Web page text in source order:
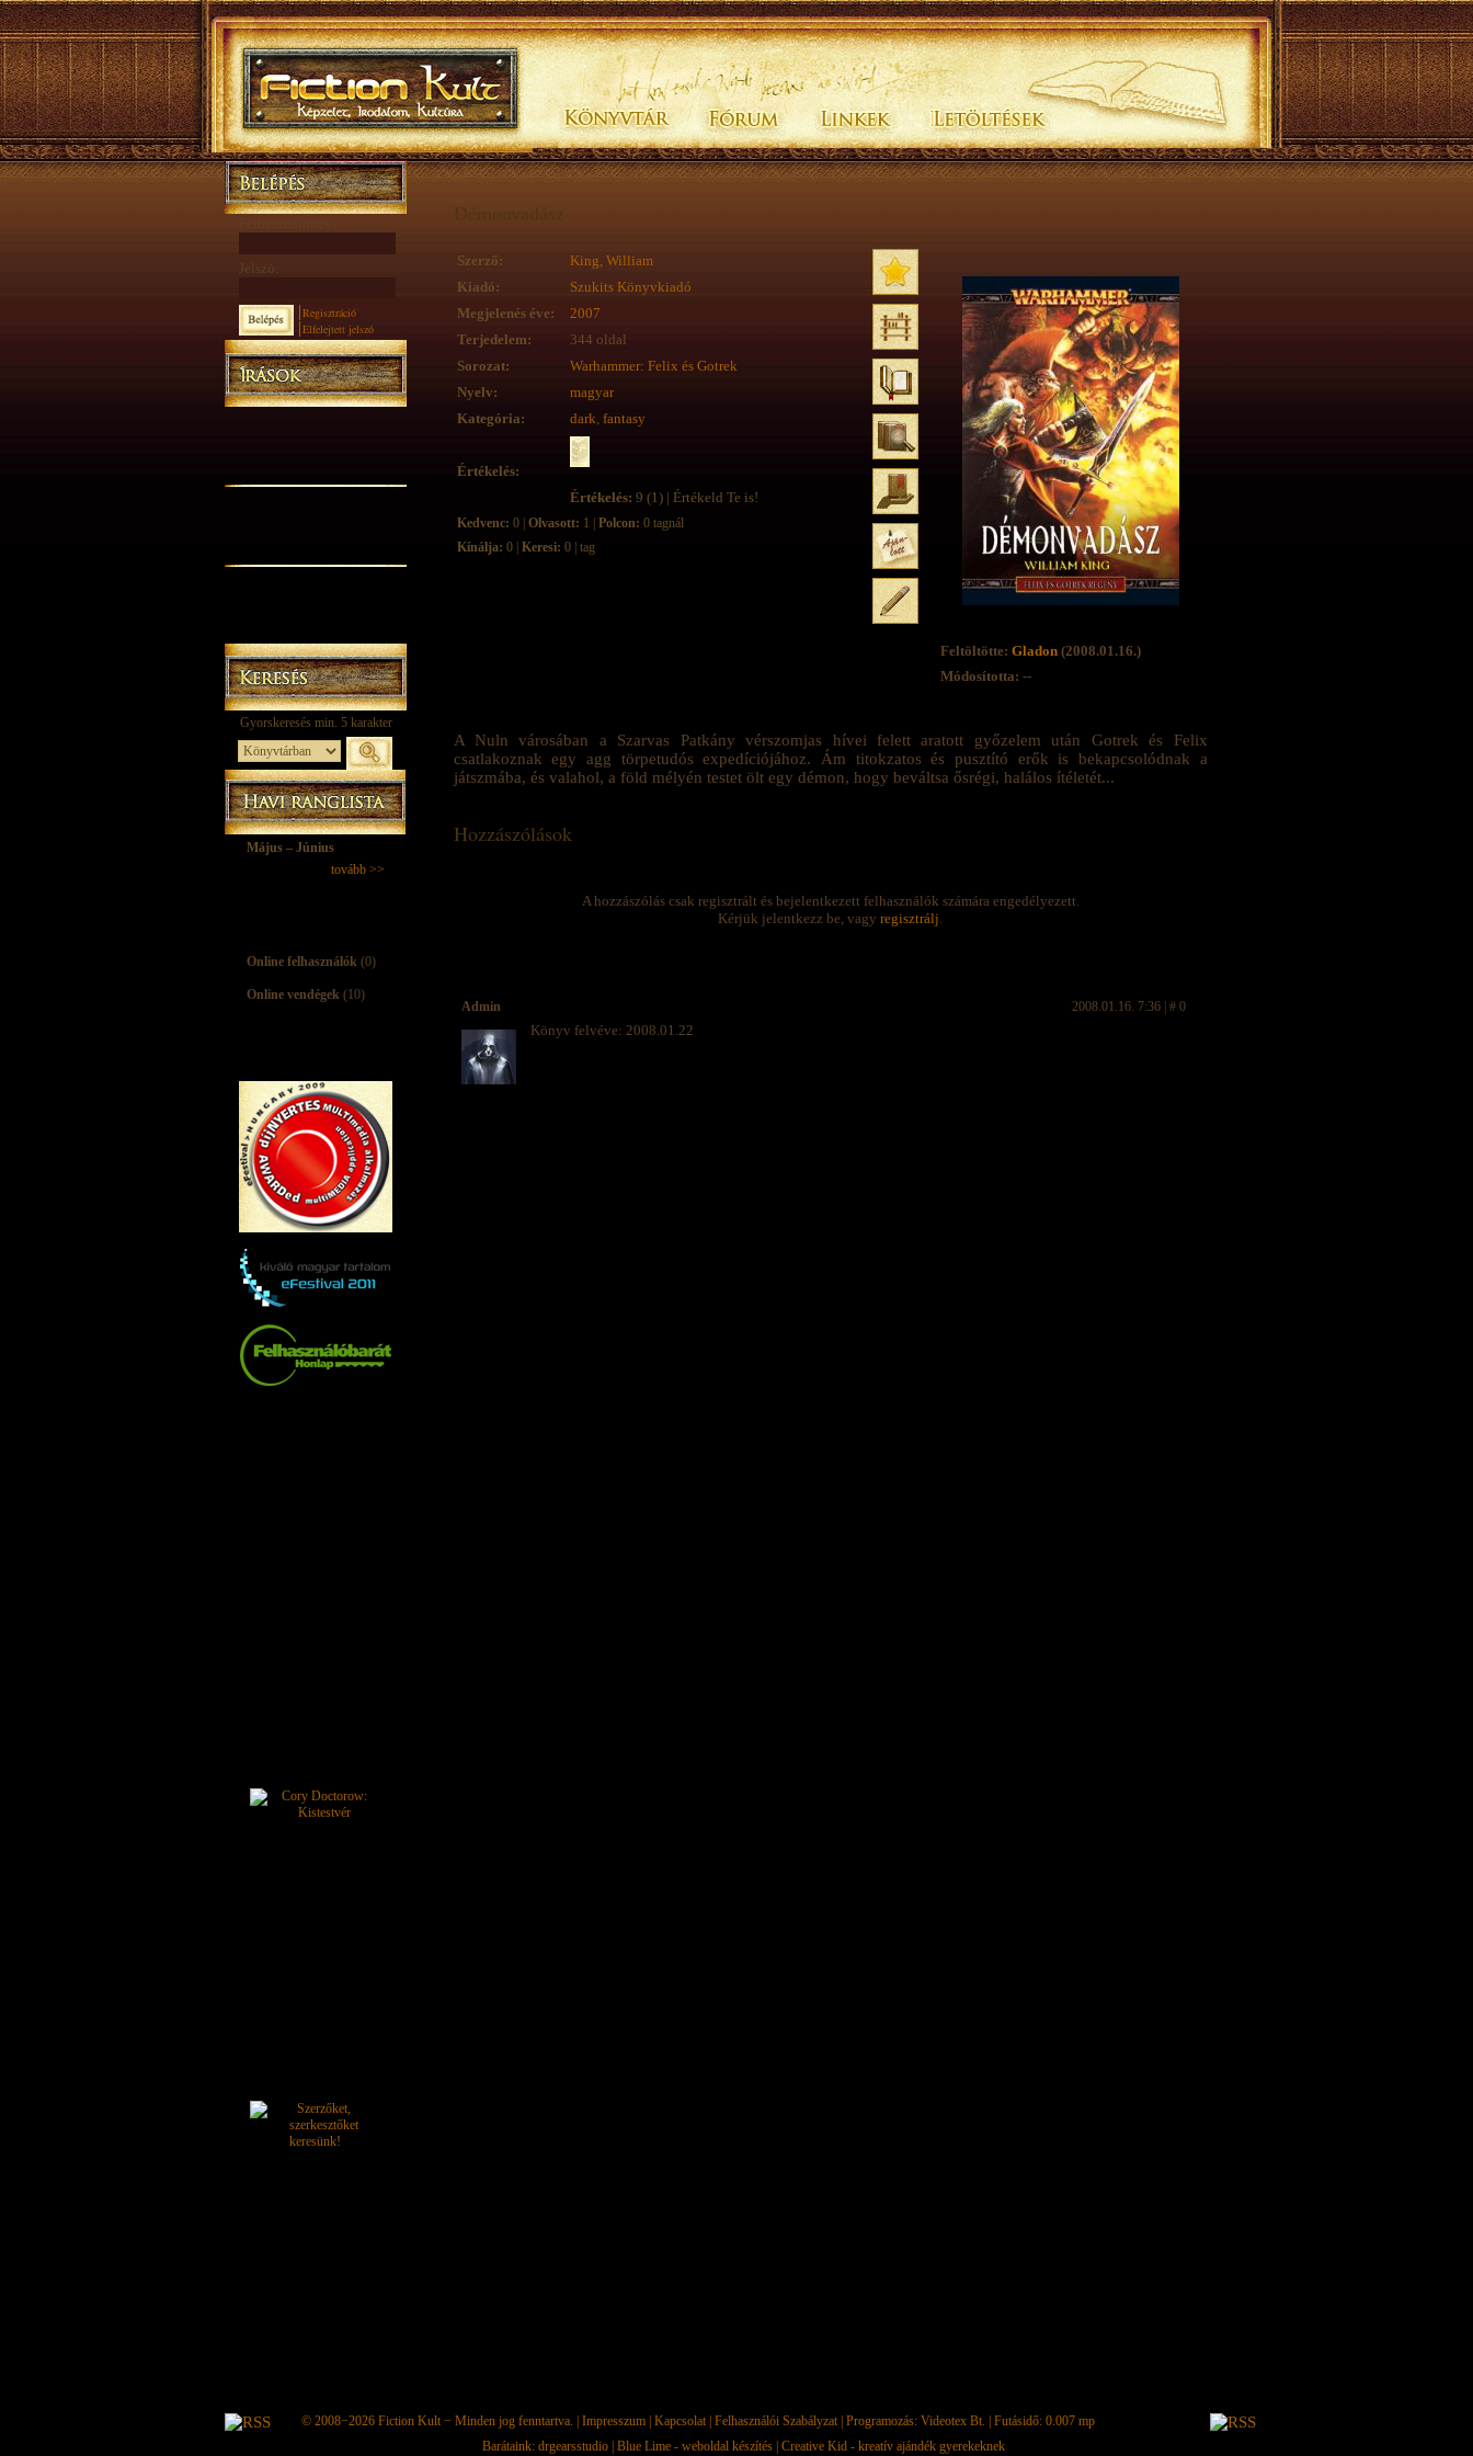
Jelszó:
Regisztráció
Elfelejtett jelszó
Május – Június
tovább >>
Online felhasználók (0)
Online vendégek(10)
Démonvadász
Feltöltötte: Gladon(2008.01.16.)
Módosította: --
Szerző:
King, William
Kiadó:
Szukits Könyvkiadó
Megjelenés éve:
2007
Terjedelem:
344 oldal
Sorozat:
Warhammer: Felix és Gotrek
Nyelv:
magyar
Kategória:
dark, fantasy
Értékelés:
Értékelés: 9 (1) | Értékeld Te is!
Kedvenc: 0 | Olvasott: 1 | Polcon: 0 tagnál
Kínálja: 0 | Keresi: 0 | tag
A Nuln városában a Szarvas Patkány vérszomjas hívei felett aratott győzelem után Gotrek és Felix
csatlakoznak egy agg törpetudós expedíciójához. Ám titokzatos és pusztító erők is bekapcsolódnak a
játszmába, és valahol, a föld mélyén testet ölt egy démon, hogy beváltsa ősrégi, halálos ítéletét...
Hozzászólások
A hozzászólás csak regisztrált és bejelentkezett felhasználók számára engedélyezett.
Kérjük jelentkezz be, vagy regisztrálj.
Admin 2008.01.16. 7:36 | # 0
Könyv felvéve: 2008.01.22
© 2008−2026 Fiction Kult− Minden jog fenntartva. | Impresszum| Kapcsolat| Felhasználói Szabályzat| Programozás: Videotex Bt. | Futásidő: 0.007 mp
Barátaink: drgearsstudio| Blue Lime - weboldal készítés| Creative Kid - kreatív ajándék gyerekeknek